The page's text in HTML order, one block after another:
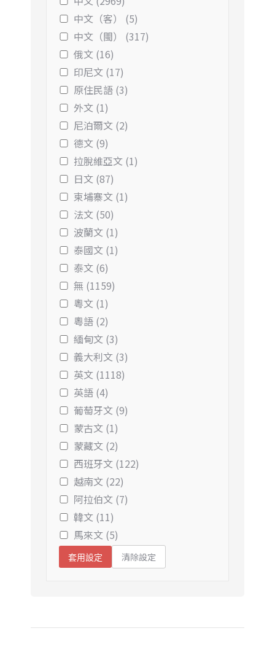
中文（客） (5)
中文（閩） (317)
俄文 (16)
印尼文 (17)
原住民語 (3)
外文 (1)
尼泊爾文 (2)
德文 (9)
拉脫維亞文 (1)
日文 (87)
柬埔寨文 (1)
法文 (50)
波蘭文 (1)
泰國文 (1)
泰文 (6)
無 (1159)
粵文 (1)
粵語 (2)
緬甸文 (3)
義大利文 (3)
英文 (1118)
英語 (4)
葡萄牙文 (9)
蒙古文 (1)
蒙藏文 (2)
西班牙文 (122)
越南文 (22)
阿拉伯文 (7)
韓文 (11)
馬來文 (5)
套用設定 清除設定